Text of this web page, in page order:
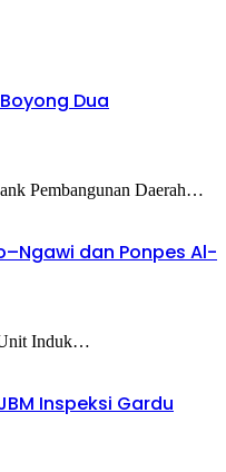
Dua
Pembangunan Daerah…
dan Ponpes Al-
Induk…
Inspeksi Gardu